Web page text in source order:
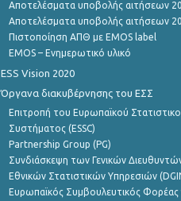
Αποτελέσματα υποβολής αιτήσεων
Αποτελέσματα υποβολής αιτήσεων
Πιστοποίηση ΑΠΘ με EMOS label
EMOS – Ενημερωτικό υλικό
ESS Vision 2020
Όργανα διακυβέρνησης του ΕΣΣ
Επιτροπή του Ευρωπαϊκού
Συστήματος (ESSC)
Partnership Group (PG)
Συνδιάσκεψη των Γενικών
Εθνικών Στατιστικών Υπηρεσιών
Ευρωπαϊκός Συμβουλευτικός Φορέας